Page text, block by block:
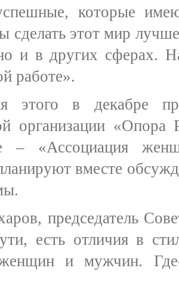
которые
сделать этот мир
и в других сферах.
работе».
этого в декабре
организации «Опора
– «Ассоциация
вместе
председатель
есть отличия в
и мужчин.